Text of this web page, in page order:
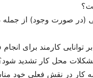
(در صورت وجود) از جمله
توانایی کارمند برای
محل کار تشدید
کار در نقش فعلی خود